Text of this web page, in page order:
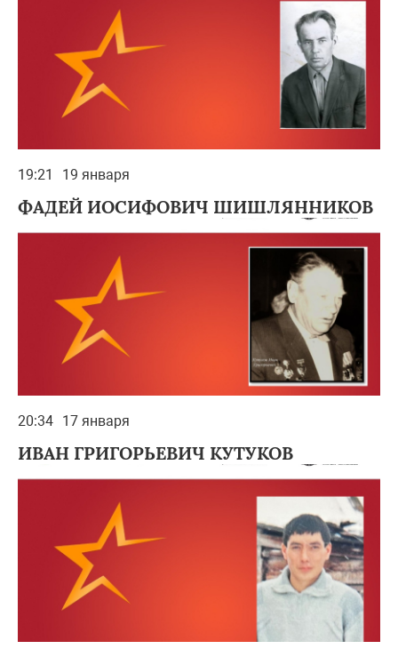
19:21 19 января
ФАДЕЙ ИОСИФОВИЧ ШИШЛЯННИКОВ
20:34 17 января
ИВАН ГРИГОРЬЕВИЧ КУТУКОВ